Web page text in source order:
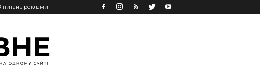
питань реклами